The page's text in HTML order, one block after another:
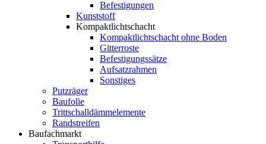
Befestigungen
Kunststoff
Kompaktlichtschacht
Kompaktlichtschacht ohne Boden
Gitterroste
Befestigungssätze
Aufsatzrahmen
Sonstiges
Putzräger
Baufolie
Trittschalldämmelemente
Randstreifen
Baufachmarkt